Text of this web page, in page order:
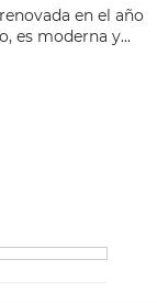
en el año
es moderna y...